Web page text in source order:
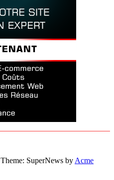
Theme: SuperNews by Acme